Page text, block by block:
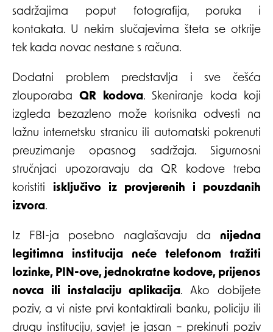
sadržajima poput fotografija, poruka i
kontakata. U nekim slučajevima šteta se otkrije
tek kada novac nestane s računa.
Dodatni problem predstavlja i sve češća
zlouporabaQR kodova. Skeniranje koda koji
izgleda bezazleno može korisnika odvesti na
lažnu internetsku stranicu ili automatski pokrenuti
preuzimanje opasnog sadržaja. Sigurnosni
stručnjaci upozoravaju da QR kodove treba
koristiti isključivo iz provjerenih i pouzdanih
izvora.
Iz FBI-ja posebno naglašavaju da nijedna
legitimna institucija neće telefonom tražiti
lozinke, PIN-ove, jednokratne kodove, prijenos
novca ili instalaciju aplikacija. Ako dobijete
poziv, a vi niste prvi kontaktirali banku, policiju ili
drugu instituciju, savjet je jasan – prekinuti poziv